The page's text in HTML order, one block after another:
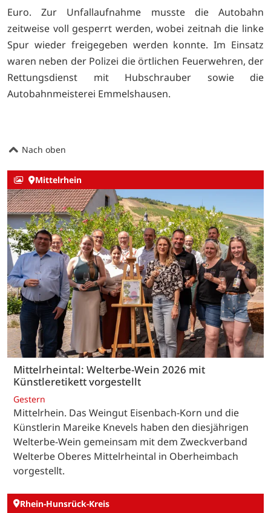
Euro. Zur Unfallaufnahme musste die Autobahn
zeitweise voll gesperrt werden, wobei zeitnah die linke
Spur wieder freigegeben werden konnte. Im Einsatz
waren neben der Polizei die örtlichen Feuerwehren, der
Rettungsdienst mit Hubschrauber sowie die
Autobahnmeisterei Emmelshausen.
Nach oben
Mittelrhein
Mittelrheintal: Welterbe-Wein 2026 mit
Künstleretikett vorgestellt
Gestern
Mittelrhein. Das Weingut Eisenbach-Korn und die
Künstlerin Mareike Knevels haben den diesjährigen
Welterbe-Wein gemeinsam mit dem Zweckverband
Welterbe Oberes Mittelrheintal in Oberheimbach
vorgestellt.
Rhein-Hunsrück-Kreis